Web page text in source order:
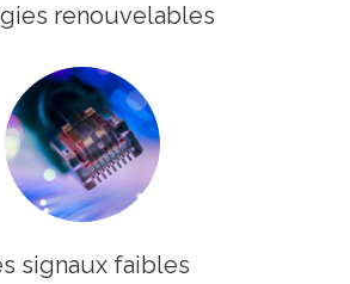
renouvelables
signaux faibles